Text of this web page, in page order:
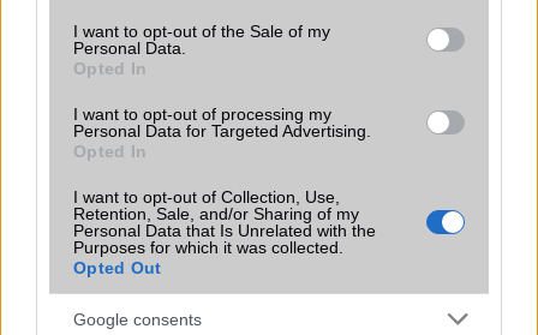
consent section.
I want to opt-out of the Sale of my
Personal Data.
Opted In
I want to opt-out of processing my
Personal Data for Targeted Advertising.
Opted In
I want to opt-out of Collection, Use,
Retention, Sale, and/or Sharing of my
Personal Data that Is Unrelated with the
Purposes for which it was collected.
Opted Out
Google consents
Android 4.3 június közepén
Videón az idei Google Nexus 7
Gond van az új Google Nexus 7 táblával
LEGOLVASOTTABBAK